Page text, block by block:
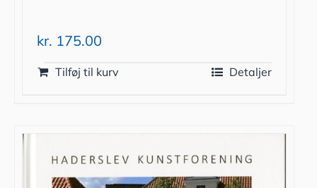
kr. 175.00
Tilføj til kurv Detaljer